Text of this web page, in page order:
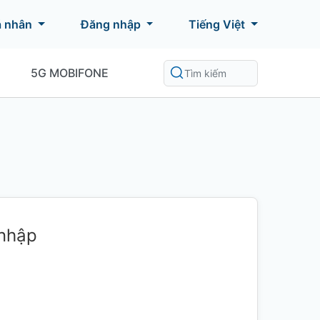
nhân Đăng nhập Tiếng Việt
5G MOBIFONE